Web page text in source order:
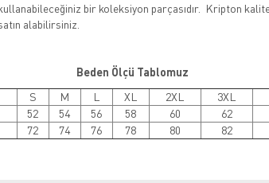
bir koleksiyon parçasıdır. Kripton
alabilirsiniz.
Beden Ölçü Tablomuz
S
M L XL 2XL 3XL
52 54 56 58 60 62
72 74 76 78 80 82